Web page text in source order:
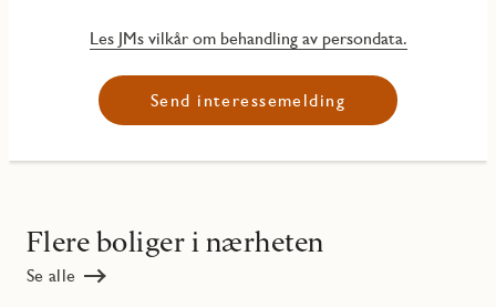
Les JMs vilkår om behandling av persondata.
Send interessemelding
Flere boliger i nærheten
Se alle